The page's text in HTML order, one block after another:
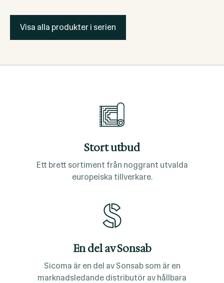
Visa alla produkter i serien
Stort utbud
Ett brett sortiment från noggrant utvalda
europeiska tillverkare.
En del av Sonsab
Sicoma är en del av Sonsab som är en
marknadsledande distributör av hållbara